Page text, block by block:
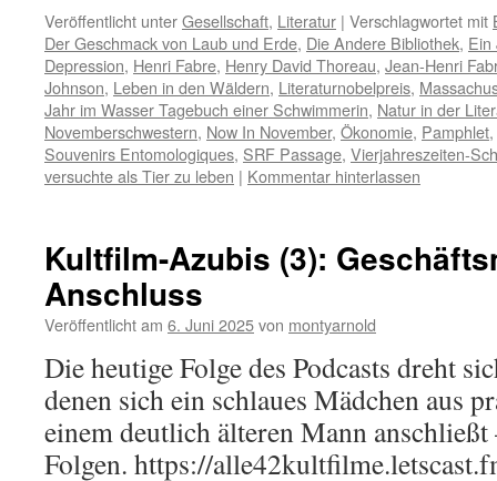
Veröffentlicht unterGesellschaft, Literatur | Verschlagwortet mit
Der Geschmack von Laub und Erde, Die Andere Bibliothek, Ein
Depression, Henri Fabre, Henry David Thoreau, Jean-Henri
Johnson, Leben in den Wäldern, Literaturnobelpreis,
Jahr im Wasser Tagebuch einer Schwimmerin, Natur in der
Novemberschwestern, Now In November, Ökonomie, Pamphlet,
Souvenirs Entomologiques, SRF Passage, Vierjahreszeiten-
versuchte als Tier zu leben | Kommentar hinterlassen
Kultfilm-Azubis (3):
Anschluss
Veröffentlicht am 6. Juni 2025von montyarnold
Die heutige Folge des Podcasts dreht
denen sich ein schlaues Mädchen aus
einem deutlich älteren Mann
Folgen. https://